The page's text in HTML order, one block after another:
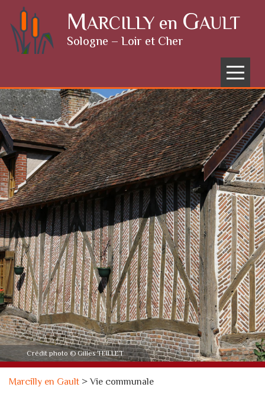
Skip to content MARCILLY en GAULT
Sologne – Loir et Cher
Menu
Crédit photo © Gilles TEILLET
Marcilly en Gault >Vie communale